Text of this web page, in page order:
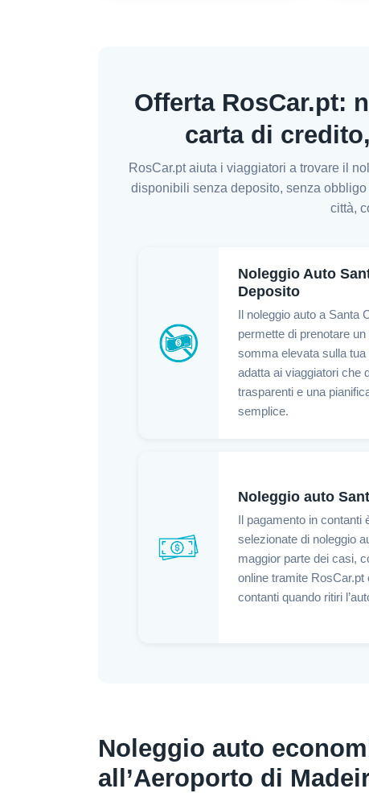
Offerta RosCar.pt:
carta di
RosCar.pt aiuta i viaggiatori a trovare il
disponibili senza deposito, senza
città,
Noleggio Auto
Deposito
Il noleggio auto a Santa
permette di prenotare
somma elevata sulla
adatta ai viaggiatori che
trasparenti e una
semplice.
Noleggio auto
Il pagamento in
selezionate di noleggio
maggior parte dei casi,
online tramite RosCar.pt
contanti quando ritiri
Noleggio auto
all’Aeroporto di